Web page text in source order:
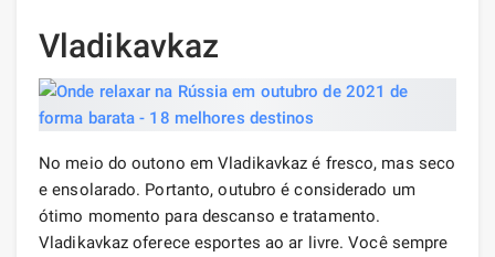
Vladikavkaz
No meio do outono em Vladikavkaz é fresco, mas seco
e ensolarado. Portanto, outubro é considerado um
ótimo momento para descanso e tratamento.
Vladikavkaz oferece esportes ao ar livre. Você sempre